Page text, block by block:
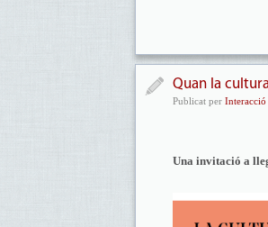
Quan la
Publicat per Interacció
Una invitació a